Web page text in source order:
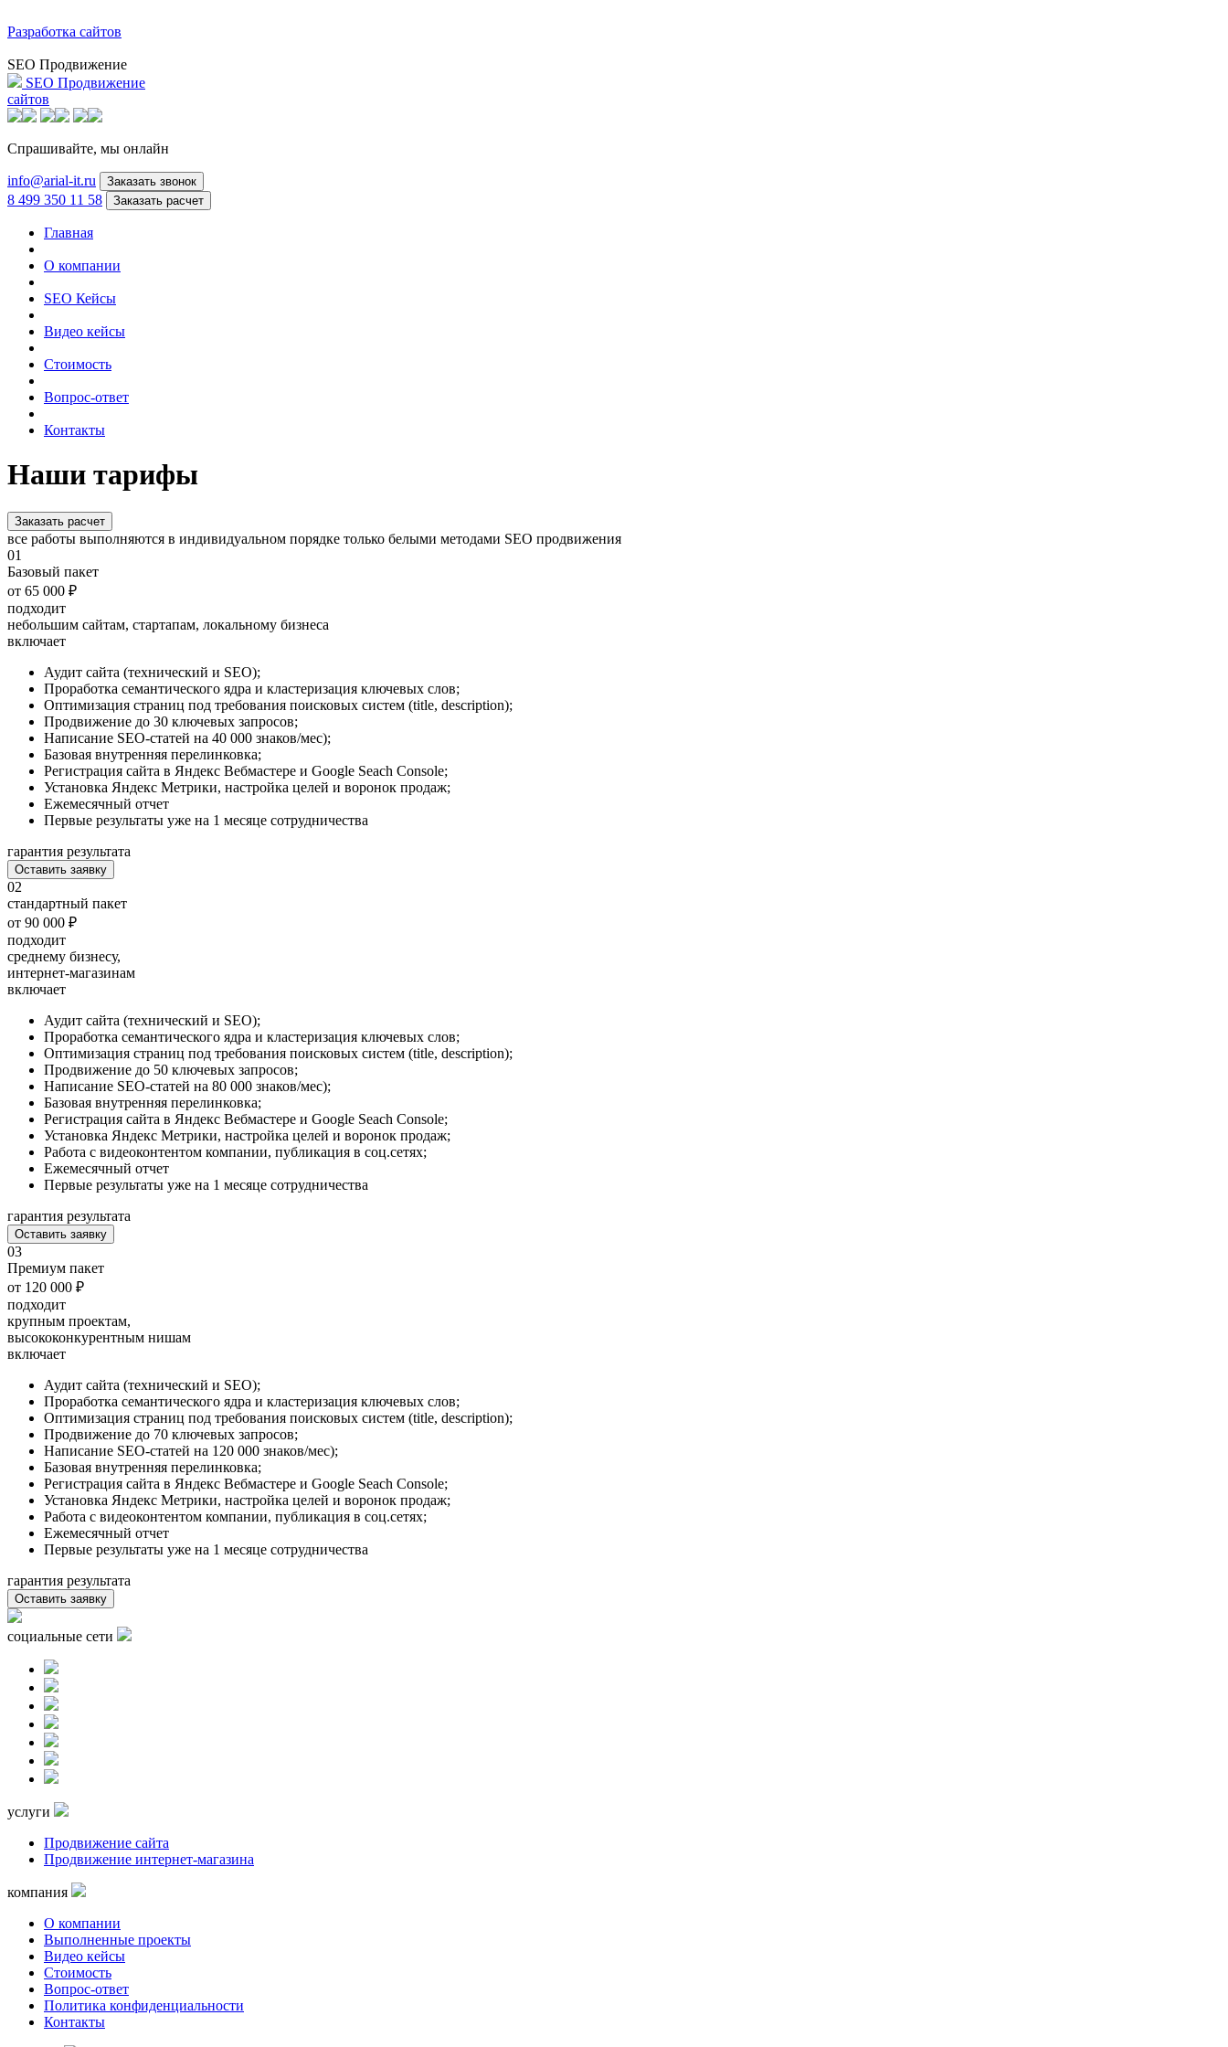
Разработка сайтов
SEO Продвижение
SEO Продвижение
сайтов
Спрашивайте, мы онлайн
info@arial-it.ru Заказать звонок
8 499 350 11 58 Заказать расчет
Главная
О компании
SEO Кейсы
Видео кейсы
Стоимость
Вопрос-ответ
Контакты
Наши тарифы
Заказать расчет
все работы выполняются в индивидуальном порядке только белыми методами SEO продвижения
01
Базовый пакет
от 65 000 ₽
подходит
небольшим сайтам, стартапам, локальному бизнеса
включает
Аудит сайта (технический и SEO);
Проработка семантического ядра и кластеризация ключевых слов;
Оптимизация страниц под требования поисковых систем (title, description);
Продвижение до 30 ключевых запросов;
Написание SEO-статей на 40 000 знаков/мес);
Базовая внутренняя перелинковка;
Регистрация сайта в Яндекс Вебмастере и Google Seach Console;
Установка Яндекс Метрики, настройка целей и воронок продаж;
Ежемесячный отчет
Первые результаты уже на 1 месяце сотрудничества
гарантия результата
Оставить заявку
02
стандартный пакет
от 90 000 ₽
подходит
среднему бизнесу,
интернет-магазинам
включает
Аудит сайта (технический и SEO);
Проработка семантического ядра и кластеризация ключевых слов;
Оптимизация страниц под требования поисковых систем (title, description);
Продвижение до 50 ключевых запросов;
Написание SEO-статей на 80 000 знаков/мес);
Базовая внутренняя перелинковка;
Регистрация сайта в Яндекс Вебмастере и Google Seach Console;
Установка Яндекс Метрики, настройка целей и воронок продаж;
Работа с видеоконтентом компании, публикация в соц.сетях;
Ежемесячный отчет
Первые результаты уже на 1 месяце сотрудничества
гарантия результата
Оставить заявку
03
Премиум пакет
от 120 000 ₽
подходит
крупным проектам,
высококонкурентным нишам
включает
Аудит сайта (технический и SEO);
Проработка семантического ядра и кластеризация ключевых слов;
Оптимизация страниц под требования поисковых систем (title, description);
Продвижение до 70 ключевых запросов;
Написание SEO-статей на 120 000 знаков/мес);
Базовая внутренняя перелинковка;
Регистрация сайта в Яндекс Вебмастере и Google Seach Console;
Установка Яндекс Метрики, настройка целей и воронок продаж;
Работа с видеоконтентом компании, публикация в соц.сетях;
Ежемесячный отчет
Первые результаты уже на 1 месяце сотрудничества
гарантия результата
Оставить заявку
социальные сети
услуги
Продвижение сайта
Продвижение интернет-магазина
компания
О компании
Выполненные проекты
Видео кейсы
Стоимость
Вопрос-ответ
Политика конфиденциальности
Контакты